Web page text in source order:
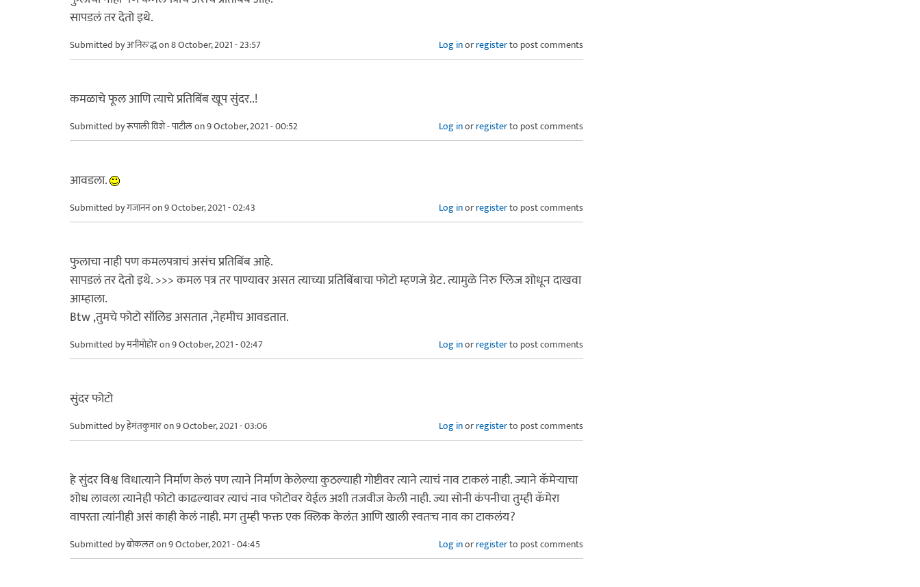
सापडलं तर देतो इथे.
Submitted byअ'निरु'द्धon 8 October, 2021 - 23:57 Log inorregisterto post comments
कमळाचे फूल आणि त्याचे प्रतिबिंब खूप सुंदर..!
Submitted byरूपाली विशे - पाटीलon 9 October, 2021 - 00:52 Log inorregisterto post comments
आवडला.
Submitted byगजाननon 9 October, 2021 - 02:43 Log inorregisterto post comments
फुलाचा नाही पण कमलपत्राचं असंच प्रतिबिंब आहे.
सापडलं तर देतो इथे. >>> कमल पत्र तर पाण्यावर असत त्याच्या प्रतिबिंबाचा फोटो म्हणजे ग्रेट. त्यामुळे निरु प्लिज शोधून दाखवा
आम्हाला.
Btw ,तुमचे फोटो सॉलिड असतात ,नेहमीच आवडतात.
Submitted byमनीमोहोरon 9 October, 2021 - 02:47 Log inorregisterto post comments
सुंदर फोटो
Submitted byहेमंतकुमारon 9 October, 2021 - 03:06 Log inorregisterto post comments
हे सुंदर विश्व विधात्याने निर्माण केलं पण त्याने निर्माण केलेल्या कुठल्याही गोष्टीवर त्याने त्याचं नाव टाकलं नाही. ज्याने कॅमेऱ्याचा
शोध लावला त्यानेही फोटो काढल्यावर त्याचं नाव फोटोवर येईल अशी तजवीज केली नाही. ज्या सोनी कंपनीचा तुम्ही कॅमेरा
वापरता त्यांनीही असं काही केलं नाही. मग तुम्ही फक्त एक क्लिक केलंत आणि खाली स्वतःच नाव का टाकलंय?
Submitted byबोकलतon 9 October, 2021 - 04:45 Log inorregisterto post comments